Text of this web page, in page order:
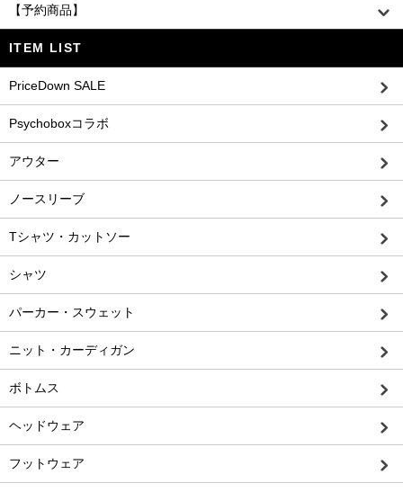
【予約商品】
ITEM LIST
PriceDown SALE
Psychoboxコラボ
アウター
ノースリーブ
Tシャツ・カットソー
シャツ
パーカー・スウェット
ニット・カーディガン
ボトムス
ヘッドウェア
フットウェア